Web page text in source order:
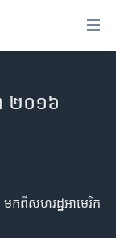
២០១៦
ក​ពី​សហរដ្ឋ​អាមេរិក